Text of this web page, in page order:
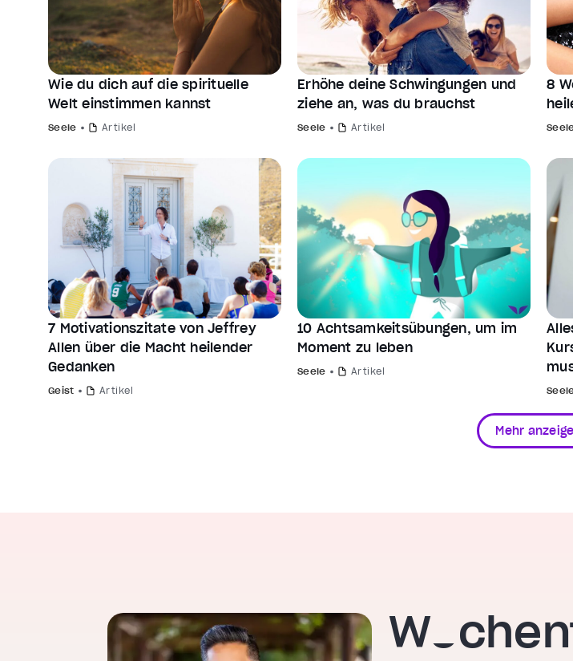
Wie du dich auf die spirituelle
Welt einstimmen kannst
Seele Artikel
Erhöhe deine Schwingungen und
ziehe an, was du brauchst
Seele Artikel
8
7 Motivationszitate von Jeffrey
Allen über die Macht heilender
Gedanken
Geist Artikel
10 Achtsamkeitsübungen, um im
Moment zu leben
Seele Artikel
Mehr